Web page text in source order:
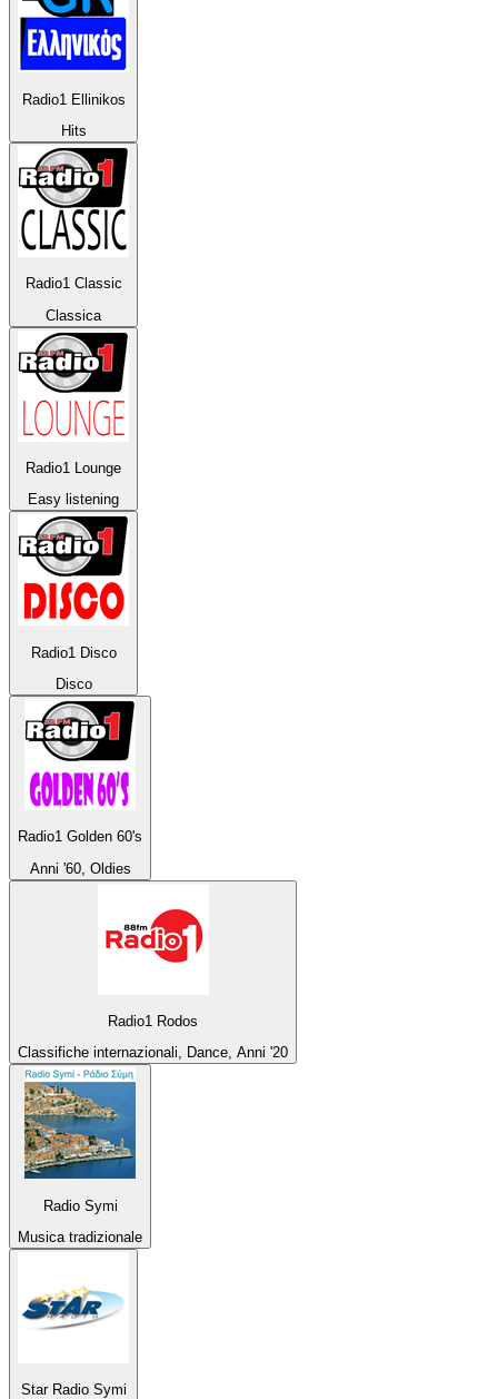
Radio1 Ellinikos
Hits
Radio1 Classic
Classica
Radio1 Lounge
Easy listening
Radio1 Disco
Disco
Radio1 Golden 60's
Anni '60, Oldies
Radio1 Rodos
Classifiche internazionali, Dance, Anni '20
Radio Symi
Musica tradizionale
Star Radio Symi